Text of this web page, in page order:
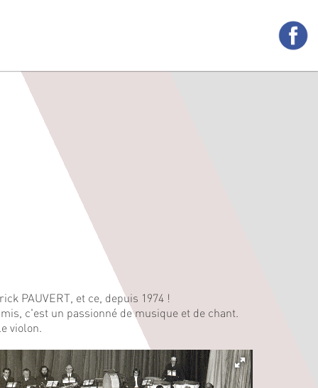
PAUVERT, et ce, depuis 1974 !
c'est un passionné de musique et de chant.
violon.